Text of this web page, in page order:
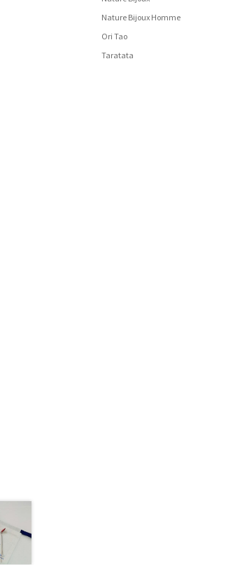
Nature Bijoux Homme
Ori Tao
Taratata